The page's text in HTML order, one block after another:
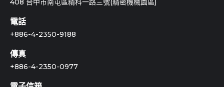
408 台中市南屯區精科一路三號(精密機械園區)
電話
+886-4-2350-9188
傳真
+886-4-2350-0977